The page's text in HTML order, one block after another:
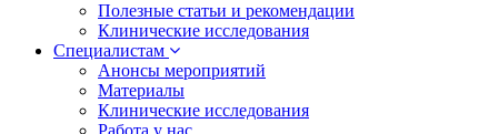
Полезные статьи и рекомендации
Клинические исследования
Специалистам
Анонсы мероприятий
Материалы
Клинические исследования
Работа у нас